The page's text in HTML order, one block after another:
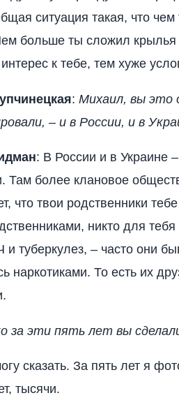
ситуация такая, что
больше ты сложил
к тебе, тем хуже
: Михаил, вы это
– и в России, и в
: В России и в Украине
Там более клановое
что твои родственники
никто для
и туберкулез, – часто они
наркотиками. То есть их
за эти пять лет вы
сказать. За пять лет я
тысячи.